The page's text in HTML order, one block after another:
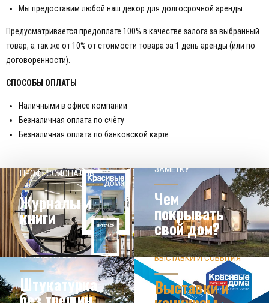
Мы предоставим любой наш декор для долгосрочной аренды.
Предусматривается предоплате 100% в качестве залога за выбранный
товар, а так же от 10% от стоимости товара за 1 день аренды (или по
договоренности).
СПОСОБЫ ОПЛАТЫ
Наличными в офисе компании
Безналичная оплата по счёту
Безналичная оплата по банковской карте
ПРОФЕССИОНАЛОВ
Журналы и
книги
НОВОСТИ ИЗ МИРА
ДИЗАЙНА
ЗАМЕТКУ
Чем
покрывать
свой дом?
УЗНАТЬ БОЛЬШЕ
ЗНАЕТЕ ЛИ ВЫ?
Штукатурка
ВЫСТАВКИ И СОБЫТИЯ
Выставки и